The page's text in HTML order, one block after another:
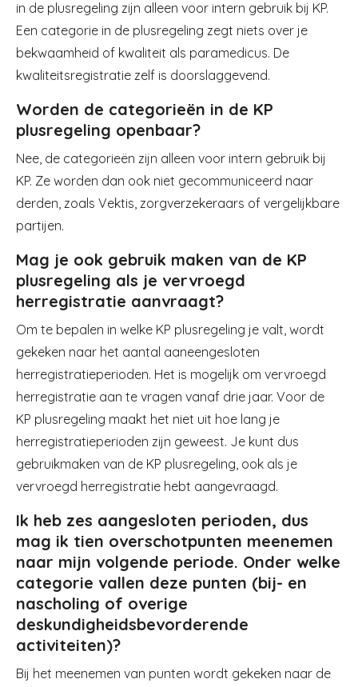
in de plusregeling zijn alleen voor intern gebruik bij KP.
Een categorie in de plusregeling zegt niets over je
bekwaamheid of kwaliteit als paramedicus. De
kwaliteitsregistratie zelf is doorslaggevend.
Worden de categorieën in de KP
plusregeling openbaar?
Nee, de categorieën zijn alleen voor intern gebruik bij
KP. Ze worden dan ook niet gecommuniceerd naar
derden, zoals Vektis, zorgverzekeraars of vergelijkbare
partijen.
Mag je ook gebruik maken van de KP
plusregeling als je vervroegd
herregistratie aanvraagt?
Om te bepalen in welke KP plusregeling je valt, wordt
gekeken naar het aantal aaneengesloten
herregistratieperioden. Het is mogelijk om vervroegd
herregistratie aan te vragen vanaf drie jaar. Voor de
KP plusregeling maakt het niet uit hoe lang je
herregistratieperioden zijn geweest. Je kunt dus
gebruikmaken van de KP plusregeling, ook als je
vervroegd herregistratie hebt aangevraagd.
Ik heb zes aangesloten perioden, dus
mag ik tien overschotpunten meenemen
naar mijn volgende periode. Onder welke
categorie vallen deze punten (bij- en
nascholing of overige
deskundigheidsbevorderende
activiteiten)?
Bij het meenemen van punten wordt gekeken naar de